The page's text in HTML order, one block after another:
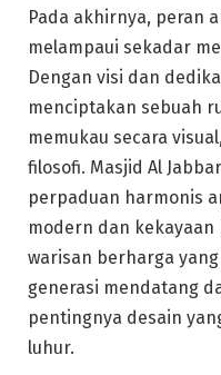
Pada akhirnya, peran
melampaui sekadar
Dengan visi dan
menciptakan sebuah
memukau secara
filosofi. Masjid Al
perpaduan harmonis
modern dan
warisan berharga
generasi mendatang
pentingnya desain
luhur.